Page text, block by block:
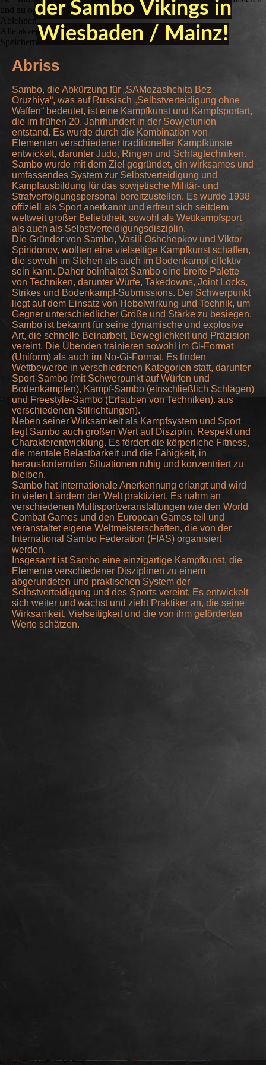
der Sambo Vikings in
Wiesbaden / Mainz!
Abriss
Sambo, die Abkürzung für „SAMozashchita Bez
Oruzhiya“, was auf Russisch „Selbstverteidigung ohne
Waffen“ bedeutet, ist eine Kampfkunst und Kampfsportart,
die im frühen 20. Jahrhundert in der Sowjetunion
entstand. Es wurde durch die Kombination von
Elementen verschiedener traditioneller Kampfkünste
entwickelt, darunter Judo, Ringen und Schlagtechniken.
Sambo wurde mit dem Ziel gegründet, ein wirksames und
umfassendes System zur Selbstverteidigung und
Kampfausbildung für das sowjetische Militär- und
Strafverfolgungspersonal bereitzustellen. Es wurde 1938
offiziell als Sport anerkannt und erfreut sich seitdem
weltweit großer Beliebtheit, sowohl als Wettkampfsport
als auch als Selbstverteidigungsdisziplin.
Die Gründer von Sambo, Vasili Oshchepkov und Viktor
Spiridonov, wollten eine vielseitige Kampfkunst schaffen,
die sowohl im Stehen als auch im Bodenkampf effektiv
sein kann. Daher beinhaltet Sambo eine breite Palette
von Techniken, darunter Würfe, Takedowns, Joint Locks,
Strikes und Bodenkampf-Submissions. Der Schwerpunkt
liegt auf dem Einsatz von Hebelwirkung und Technik, um
Gegner unterschiedlicher Größe und Stärke zu besiegen.
Sambo ist bekannt für seine dynamische und explosive
Art, die schnelle Beinarbeit, Beweglichkeit und Präzision
vereint. Die Übenden trainieren sowohl im Gi-Format
(Uniform) als auch im No-Gi-Format. Es finden
Wettbewerbe in verschiedenen Kategorien statt, darunter
Sport-Sambo (mit Schwerpunkt auf Würfen und
Bodenkämpfen), Kampf-Sambo (einschließlich Schlägen)
und Freestyle-Sambo (Erlauben von Techniken). aus
verschiedenen Stilrichtungen).
Neben seiner Wirksamkeit als Kampfsystem und Sport
legt Sambo auch großen Wert auf Disziplin, Respekt und
Charakterentwicklung. Es fördert die körperliche Fitness,
die mentale Belastbarkeit und die Fähigkeit, in
herausfordernden Situationen ruhig und konzentriert zu
bleiben.
Sambo hat internationale Anerkennung erlangt und wird
in vielen Ländern der Welt praktiziert. Es nahm an
verschiedenen Multisportveranstaltungen wie den World
Combat Games und den European Games teil und
veranstaltet eigene Weltmeisterschaften, die von der
International Sambo Federation (FIAS) organisiert
werden.
Insgesamt ist Sambo eine einzigartige Kampfkunst, die
Elemente verschiedener Disziplinen zu einem
abgerundeten und praktischen System der
Selbstverteidigung und des Sports vereint. Es entwickelt
sich weiter und wächst und zieht Praktiker an, die seine
Wirksamkeit, Vielseitigkeit und die von ihm geförderten
Werte schätzen.
und zu optimieren.
Ablehnen
Alle akzeptieren
Speichern